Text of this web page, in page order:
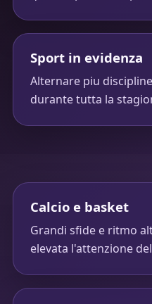
Sport in evidenza
Alternare piu
durante tutta la
Calcio e basket
Grandi sfide e ritmo
elevata l'attenzione